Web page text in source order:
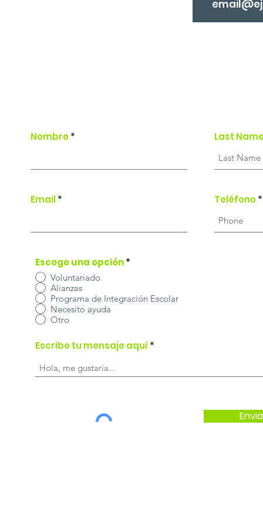
Nombre Last
Email Teléfono
Escoge una opción*
Voluntariado
Alianzas
Programa de Integración Escolar
Necesito ayuda
Otro
Escribe tu mensaje aquí